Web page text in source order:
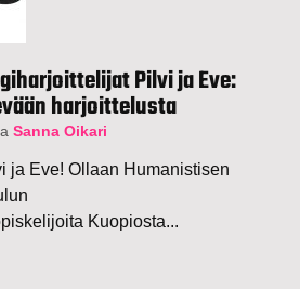
Pilvi ja Eve:
harjoittelusta
Sanna Oikari
ja Eve! Ollaan Humanistisen
Kuopiosta...